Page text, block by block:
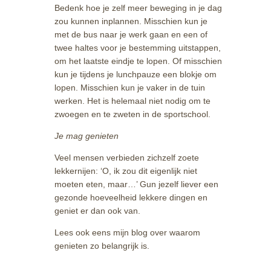
Bedenk hoe je zelf meer beweging in je dag
zou kunnen inplannen. Misschien kun je
met de bus naar je werk gaan en een of
twee haltes voor je bestemming uitstappen,
om het laatste eindje te lopen. Of misschien
kun je tijdens je lunchpauze een blokje om
lopen. Misschien kun je vaker in de tuin
werken. Het is helemaal niet nodig om te
zwoegen en te zweten in de sportschool.
Je mag genieten
Veel mensen verbieden zichzelf zoete
lekkernijen: ‘O, ik zou dit eigenlijk niet
moeten eten, maar…’ Gun jezelf liever een
gezonde hoeveelheid lekkere dingen en
geniet er dan ook van.
Lees ook eens mijn blog over waarom
genieten zo belangrijk is.